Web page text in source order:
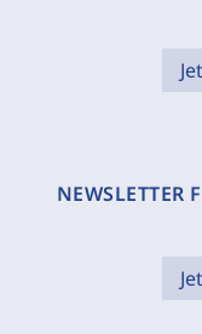
NEWSLETTER